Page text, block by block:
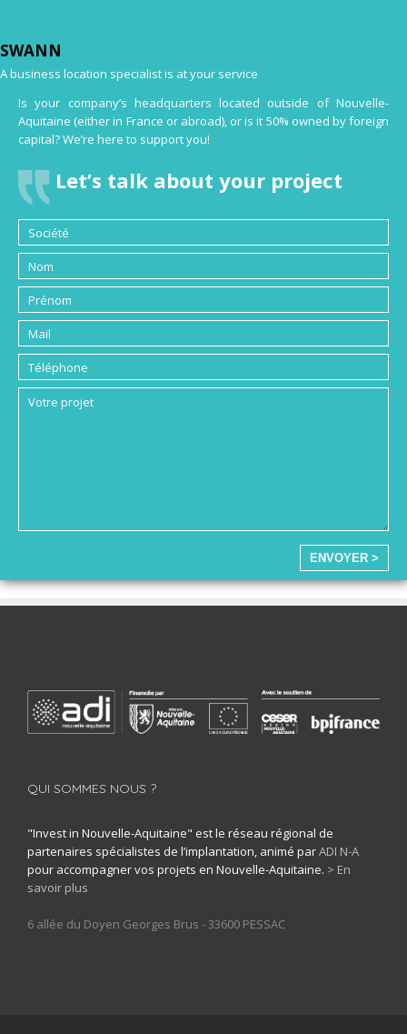
SWANN
A business location specialist is at your service
Is your company’s headquarters located outside of Nouvelle-
Aquitaine (either in France or abroad), or is it 50% owned by foreign
capital? We’re here to support you!
Let’s talk about your project
ENVOYER >
QUI SOMMES NOUS ?
"Invest in Nouvelle-Aquitaine" est le réseau régional de
partenaires spécialistes de l’implantation, animé parADI N-A
pour accompagner vos projets en Nouvelle-Aquitaine. > En
savoir plus
6 allée du Doyen Georges Brus - 33600 PESSAC